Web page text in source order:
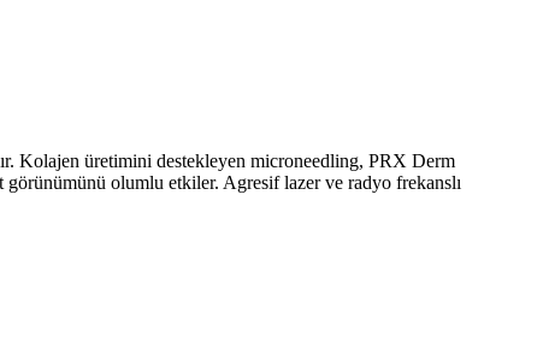
Kolajen üretimini destekleyen microneedling, PRX Derm
olumlu etkiler. Agresif lazer ve radyo frekanslı